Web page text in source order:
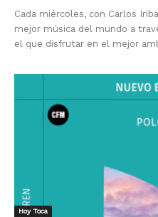
Cada miércoles, con Carlos
mejor música del mundo a
el que disfrutar en el mejor
Hoy Toca